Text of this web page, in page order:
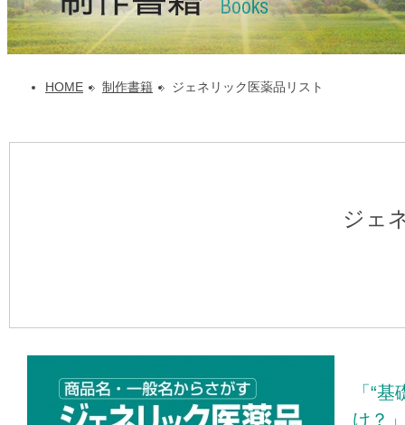
HOME 制作書籍 ジェネリック医薬品リスト
ジェ
「“
け？